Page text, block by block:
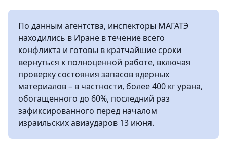
По данным агентства, инспекторы МАГАТЭ
находились в Иране в течение всего
конфликта и готовы в кратчайшие сроки
вернуться к полноценной работе, включая
проверку состояния запасов ядерных
материалов – в частности, более 400 кг урана,
обогащенного до 60%, последний раз
зафиксированного перед началом
израильских авиаударов 13 июня.